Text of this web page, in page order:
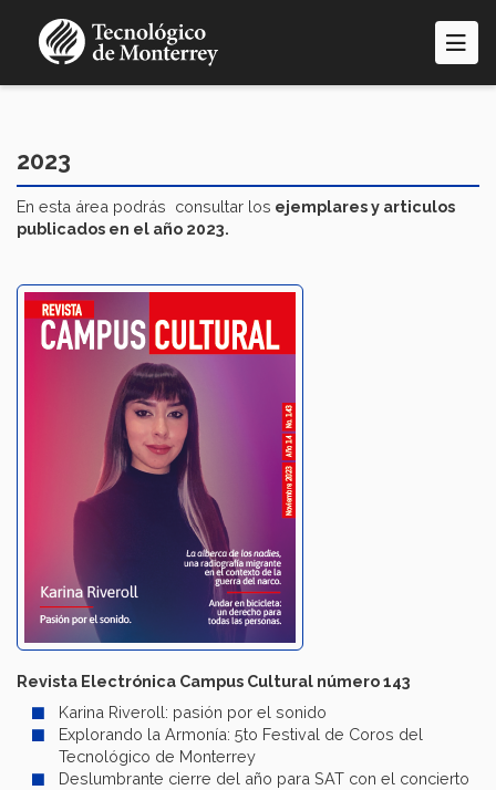
contenido
2023
En esta área podrás consultar los ejemplares y articulos
publicados en el año 2023.
Revista Electrónica Campus Cultural número 143
Karina Riveroll: pasión por el sonido
Explorando la Armonía: 5to Festival de Coros del
Tecnológico de Monterrey
Deslumbrante cierre del año para SAT con el concierto